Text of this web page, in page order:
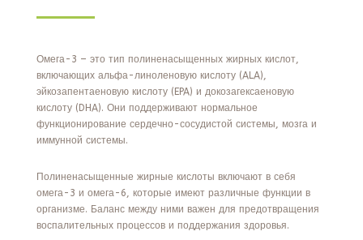
Омега-3 – это тип полиненасыщенных жирных кислот,
включающих альфа-линоленовую кислоту (ALA),
эйкозапентаеновую кислоту (EPA) и докозагексаеновую
кислоту (DHA). Они поддерживают нормальное
функционирование сердечно-сосудистой системы, мозга и
иммунной системы.
Полиненасыщенные жирные кислоты включают в себя
омега-3 и омега-6, которые имеют различные функции в
организме. Баланс между ними важен для предотвращения
воспалительных процессов и поддержания здоровья.